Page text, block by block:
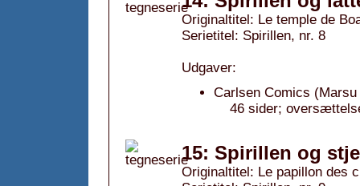
Originaltitel: Le temple de
Serietitel: Spirillen, nr. 8
Udgaver:
Carlsen Comics
46 sider;
15: Spirillen og
Originaltitel: Le papillon des